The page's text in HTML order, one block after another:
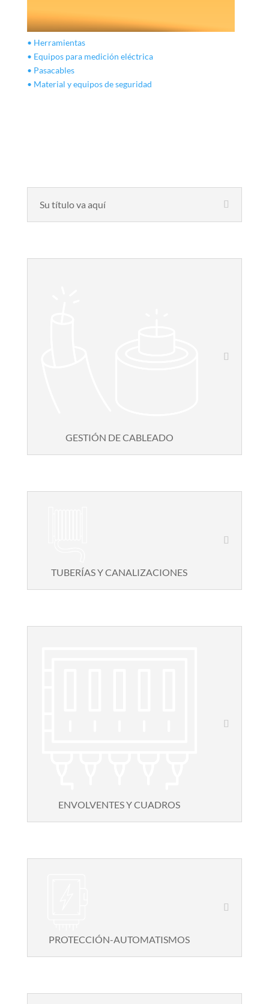
• Herramientas
• Equipos para medición eléctrica
• Pasacables
• Material y equipos de seguridad
Su título va aquí
GESTIÓN DE CABLEADO
TUBERÍAS Y CANALIZACIONES
ENVOLVENTES Y CUADROS
PROTECCIÓN-AUTOMATISMOS